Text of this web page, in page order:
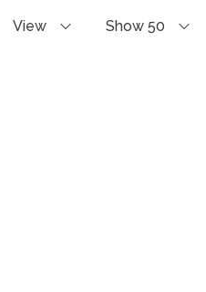
View Show 50